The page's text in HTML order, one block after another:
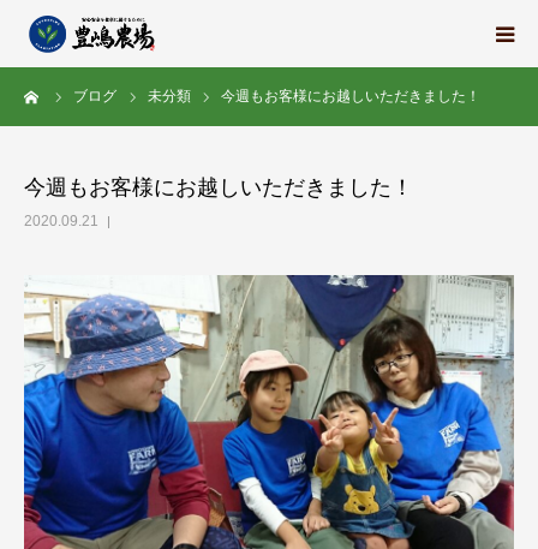
ブログ 未分類 今週もお客様にお越しいただきました！
今週もお客様にお越しいただきました！
2020.09.21
豊嶋農場の想い
スタッフ紹介
求人情報
会社概要
ブログ